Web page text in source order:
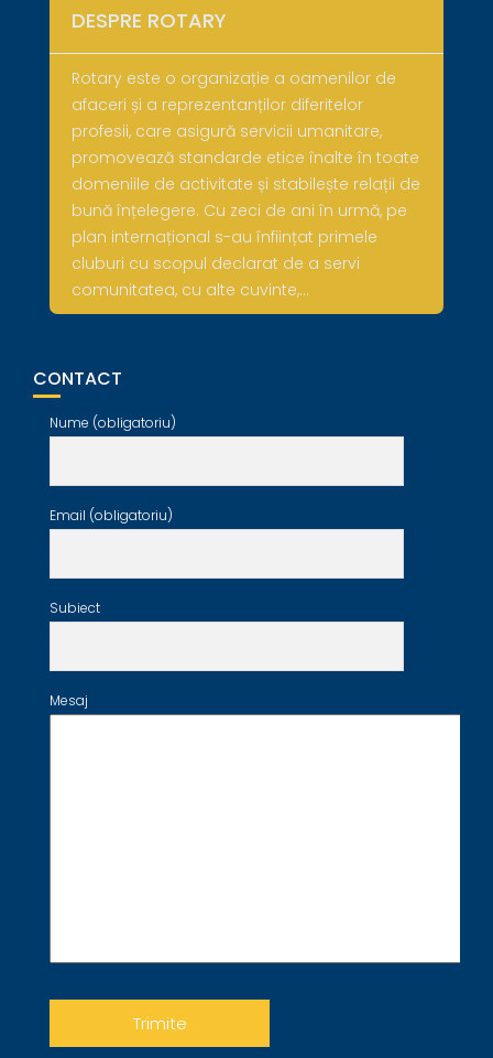
DESPRE ROTARY
Rotary este o organizație a oamenilor de
afaceri și a reprezentanților diferitelor
profesii, care asigură servicii umanitare,
promovează standarde etice înalte în toate
domeniile de activitate și stabilește relații de
bună înțelegere. Cu zeci de ani în urmă, pe
plan internațional s-au înființat primele
cluburi cu scopul declarat de a servi
comunitatea, cu alte cuvinte,…
CONTACT
Nume (obligatoriu)
Email (obligatoriu)
Subiect
Mesaj